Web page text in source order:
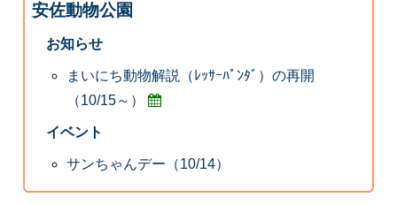
安佐動物公園
お知らせ
まいにち動物解説（ﾚｯｻｰﾊﾟﾝﾀﾞ）の再開
（10/15～）
イベント
サンちゃんデー（10/14）